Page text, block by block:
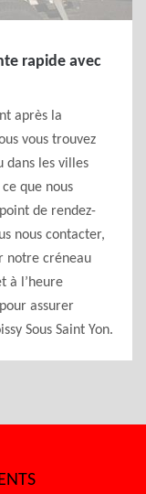
rapide avec
après la
vous trouvez
dans les villes
que nous
de rendez-
nous contacter,
notre créneau
à l’heure
assurer
Sous Saint Yon.